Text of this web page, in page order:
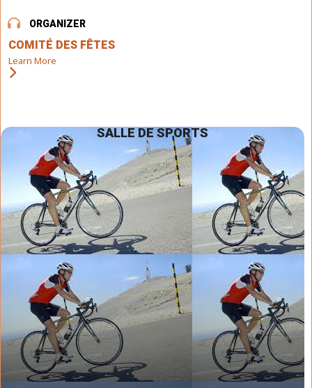
ORGANIZER
COMITÉ DES FÊTES
Learn More
SALLE DE SPORTS